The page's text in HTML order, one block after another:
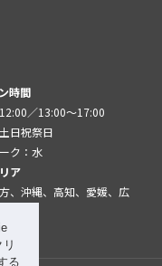
る
時間
／13:00～17:00
日祝祭日
ク：水
ア
、沖縄、高知、愛媛、広